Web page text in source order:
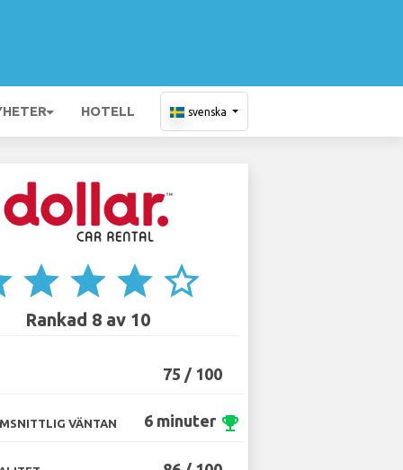
HOTELL svenska
star star star star_border
Rankad 8 av 10
75 / 100
VÄNTAN 6 minuter emoji_events